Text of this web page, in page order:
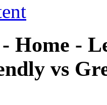
Home -
vs